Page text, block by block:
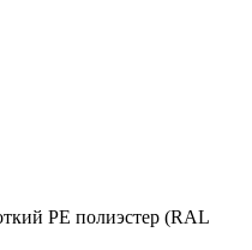
PE полиэстер (RAL